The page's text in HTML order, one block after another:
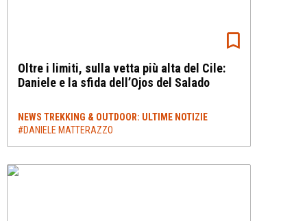
Oltre i limiti, sulla vetta più alta del Cile:
Daniele e la sfida dell’Ojos del Salado
NEWS TREKKING & OUTDOOR: ULTIME NOTIZIE
#DANIELE MATTERAZZO